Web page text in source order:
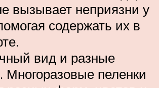
вызывает неприязни у
содержать их в
вид и разные
пеленки